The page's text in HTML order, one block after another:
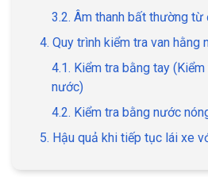
3.2. Âm thanh bất thường từ
4. Quy trình kiểm tra van hằng
4.1. Kiểm tra bằng tay
nước)
4.2. Kiểm tra bằng nước
5. Hậu quả khi tiếp tục lái xe